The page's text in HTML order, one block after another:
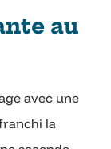
au
avec une
la